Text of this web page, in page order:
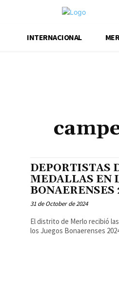
INTERNACIONAL
DEPORTISTAS
MEDALLAS EN
BONAERENSES
31 de October de 2024
El distrito de Merlo recibió
los Juegos Bonaerenses